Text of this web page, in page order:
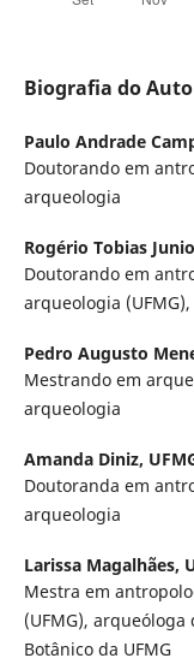
Biografia do
Paulo Andrade
Doutorando em
arqueologia
Rogério Tobias
Doutorando em
arqueologia
Pedro Augusto
Mestrando em
arqueologia
Amanda Diniz,
Doutoranda em
arqueologia
Larissa Magalhães,
Mestra em
(UFMG),
Botânico da UFMG